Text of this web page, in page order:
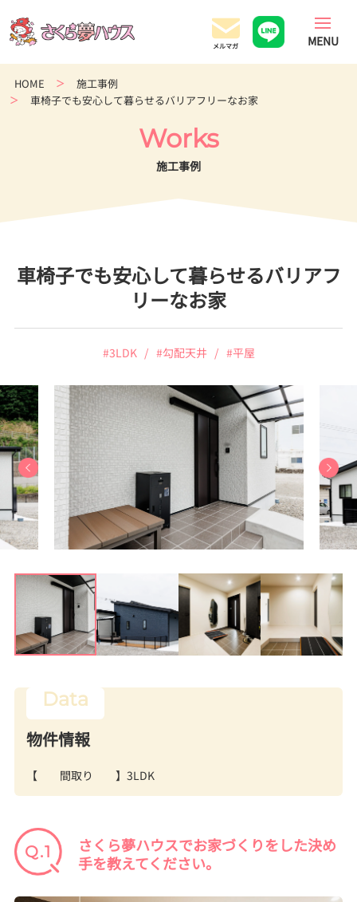
の
ロ
コ
住
店
HOME
施工事例
車椅子でも安心して暮らせるバリアフリーなお家
Works
施工事例
車椅子でも安心して暮らせるバリアフ
リーなお家
#3LDK #勾配天井 #平屋
物件情報
【 間取り 】3LDK
さくら夢ハウスでお家づくりをした決め
手を教えてください。